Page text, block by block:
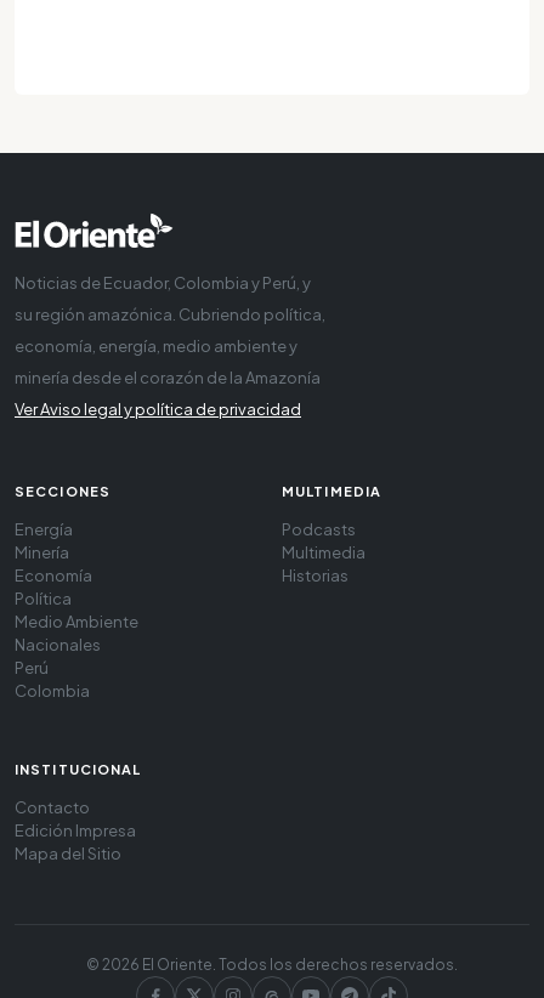
Noticias de Ecuador, Colombia y Perú, y
su región amazónica. Cubriendo política,
economía, energía, medio ambiente y
minería desde el corazón de la Amazonía
Ver Aviso legal y política de privacidad
SECCIONES
Energía
Minería
Economía
Política
Medio Ambiente
Nacionales
Perú
Colombia
MULTIMEDIA
Podcasts
Multimedia
Historias
INSTITUCIONAL
Contacto
Edición Impresa
Mapa del Sitio
© 2026 El Oriente. Todos los derechos reservados.